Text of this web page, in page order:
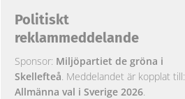
Politiskt
reklammeddelande
Sponsor: Miljöpartiet de gröna i
Skellefteå. Meddelandet är kopplat till:
Allmänna val i Sverige 2026.